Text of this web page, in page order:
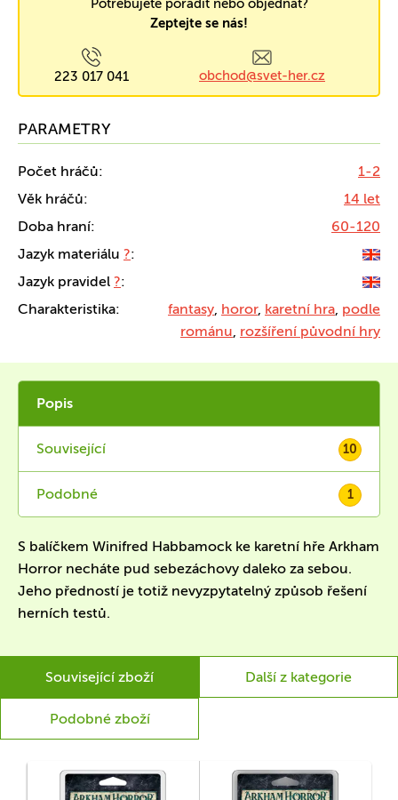
Potřebujete poradit nebo objednat?
Zeptejte se nás!
223 017 041 obchod@svet-her.cz
PARAMETRY
Počet hráčů:
1-2
Věk hráčů:
14 let
Doba hraní:
60-120
Jazyk materiálu ?:
Jazyk pravidel ?:
Charakteristika:
fantasy, horor, karetní hra, podle
románu, rozšíření původní hry
Popis
Související 10
Podobné 1
S balíčkem Winifred Habbamock ke karetní hře Arkham
Horror necháte pud sebezáchovy daleko za sebou.
Jeho předností je totiž nevyzpytatelný způsob řešení
herních testů.
Související zboží Další z kategorie
Podobné zboží